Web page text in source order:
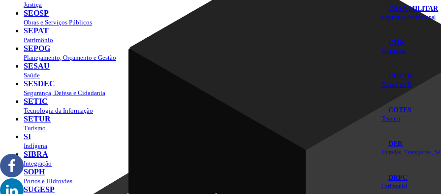
CASA MILITAR
Segurança Institucional
CMR
Mineração
COETIC
Comitê de TI
COTES
Tesouro
DER
DRPC
Cerimonial
Justiça
SEOSP
Obras e Serviços Públicos
SEPAT
Patrimônio
SEPOG
Planejamento, Orçamento e Gestão
SESAU
Saúde
SESDEC
Segurança, Defesa e Cidadania
SETIC
Tecnologia da Informação
SETUR
Turismo
SI
Indígena
SIBRA
Integração
SOPH
Portos e Hidrovias
SUGESP